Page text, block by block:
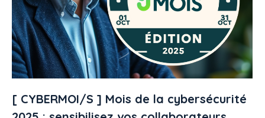
[ CYBERMOI/S ] Mois de la cybersécurité